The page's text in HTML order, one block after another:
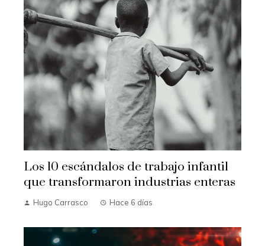
Los 10 escándalos de trabajo infantil
que transformaron industrias enteras
Hugo Carrasco Hace 6 días